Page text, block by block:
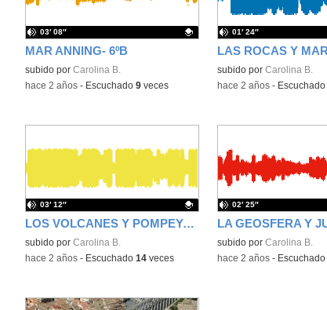
MAR ANNING- 6ºB
Contenido educativo.
subido por Carolina B.
03′ 08″
-hace 2 años- Escuchado 9veces
Contenido educativo.
subido por Carolina B.
01′ 24″
-hace 2 años- Escuchado
LOS VOLCANES Y POMPEYA - 6ºA
Contenido educativo.
subido por Carolina B.
03′ 12″
-hace 2 años- Escuchado 14veces
Contenido educativo.
subido por Carolina B.
02′ 25″
-hace 2 años- Escuchado